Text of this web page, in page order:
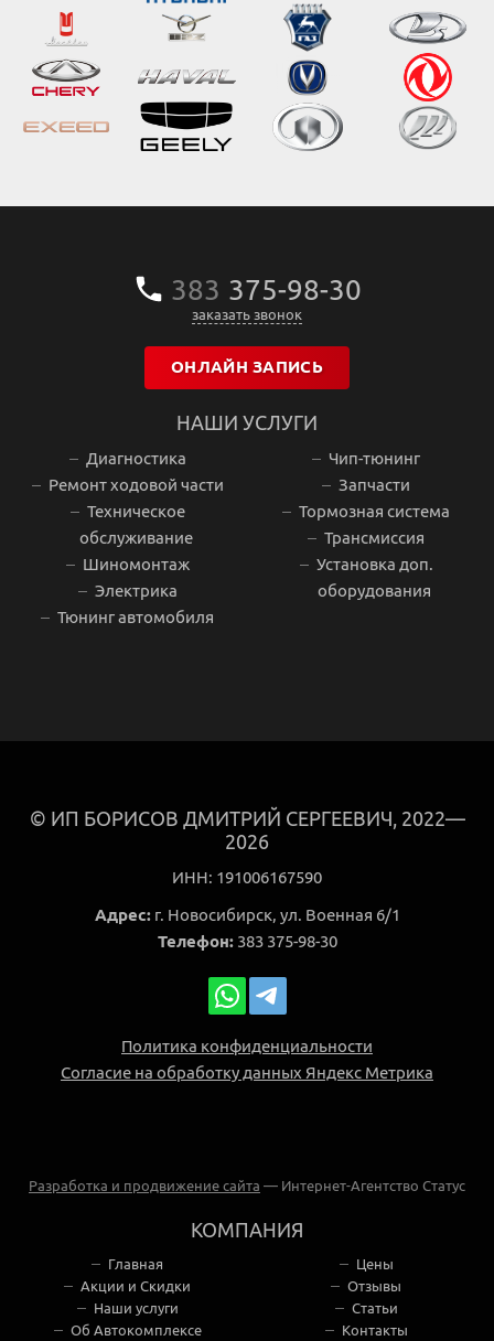
383 375‒98‒30
заказать звонок
ОНЛАЙН ЗАПИСЬ
НАШИ УСЛУГИ
Диагностика
Ремонт ходовой части
Техническое
обслуживание
Шиномонтаж
Электрика
Тюнинг автомобиля
Чип-тюнинг
Запчасти
Тормозная система
Трансмиссия
Установка доп.
оборудования
© ИП БОРИСОВ ДМИТРИЙ СЕРГЕЕВИЧ, 2022—
2026
ИНН: 191006167590
Адрес:г. Новосибирск, ул. Военная 6/1
Телефон: 383375‒98‒30
Политика конфиденциальности
Согласие на обработку данных Яндекс Метрика
Разработка и продвижение сайта — Интернет-Агентство Статус
КОМПАНИЯ
Главная
Акции и Скидки
Наши услуги
Об Автокомплексе
Цены
Отзывы
Статьи
Контакты